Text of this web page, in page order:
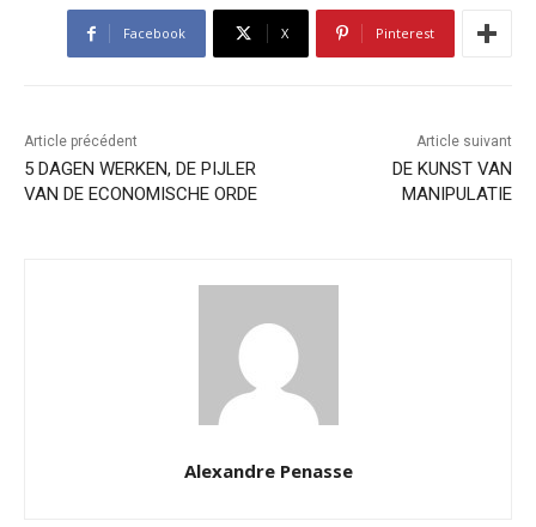
Facebook X Pinterest
Article précédent
5 DAGEN WERKEN, DE PIJLER
VAN DE ECONOMISCHE ORDE
Article suivant
DE KUNST VAN
MANIPULATIE
Alexandre Penasse